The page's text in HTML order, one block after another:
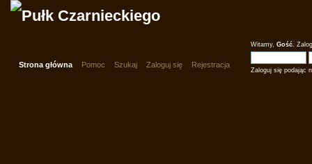
Witamy, Gość.
Zaloguj się podając
Strona główna Pomoc Szukaj Zaloguj się Rejestracja